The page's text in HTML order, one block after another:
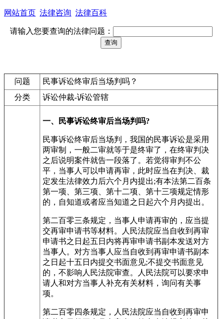
网站首页 法律咨询 法律百科
请输入您要查询的法律问题：
问题
民事诉讼终审后当场判吗？
分类
诉讼仲裁-诉讼管辖
一、民事诉讼终审后当场判吗?
民事诉讼终审后当场判，我国的民事诉讼是采用
两审制，一般二审就等于是终审了，在终审判决
之后说明案件就告一段落了。若觉得审判不公
平，当事人可以申请再审，此时应当在判决、裁
定发生法律效力后六个月内提出;有本法第二百条
第一项、第三项、第十二项、第十三项规定情形
的，自知道或者应当知道之日起六个月内提出。
第二百零三条规定，当事人申请再审的，应当提
交再审申请书等材料。人民法院应当自收到再审
申请书之日起五日内将再审申请书副本发送对方
当事人。对方当事人应当自收到再审申请书副本
之日起十五日内提交书面意见;不提交书面意见
的，不影响人民法院审查。人民法院可以要求申
请人和对方当事人补充有关材料，询问有关事
项。
第二百零四条规定，人民法院应当自收到再审申